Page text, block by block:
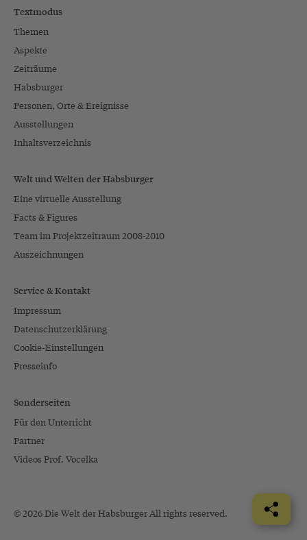
Textmodus
Themen
Aspekte
Zeiträume
Habsburger
Personen, Orte & Ereignisse
Ausstellungen
Inhaltsverzeichnis
Welt und Welten der Habsburger
Eine virtuelle Ausstellung
Facts & Figures
Team im Projektzeitraum 2008-2010
Auszeichnungen
Service & Kontakt
Impressum
Datenschutzerklärung
Cookie-Einstellungen
Presseinfo
Sonderseiten
Für den Unterricht
Partner
Videos Prof. Vocelka
© 2026 Die Welt der Habsburger All rights reserved.